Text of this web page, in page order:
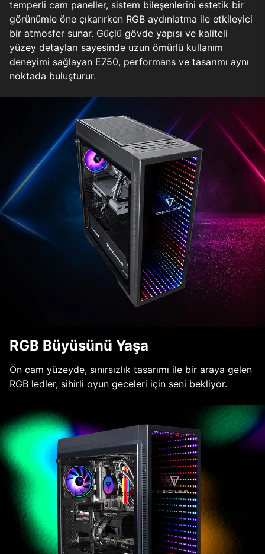
temperli cam paneller, sistem bileşenlerini estetik bir
görünümle öne çıkarırken RGB aydınlatma ile etkileyici
bir atmosfer sunar. Güçlü gövde yapısı ve kaliteli
yüzey detayları sayesinde uzun ömürlü kullanım
deneyimi sağlayan E750, performans ve tasarımı aynı
noktada buluşturur.
RGB Büyüsünü Yaşa
Ön cam yüzeyde, sınırsızlık tasarımı ile bir araya gelen
RGB ledler, sihirli oyun geceleri için seni bekliyor.